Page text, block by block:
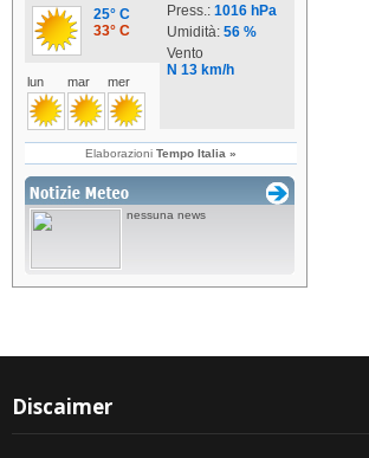
Discaimer